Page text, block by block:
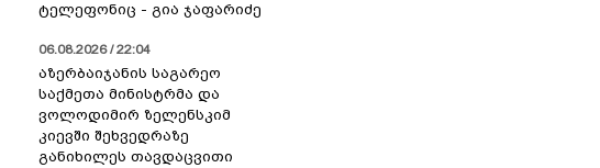
ტელეფონიც - გია ჯაფარიძე
06.08.2026 / 22:04
აზერბაიჯანის საგარეო
საქმეთა მინისტრმა და
ვოლოდიმირ ზელენსკიმ
კიევში შეხვედრაზე
განიხილეს თავდაცვითი